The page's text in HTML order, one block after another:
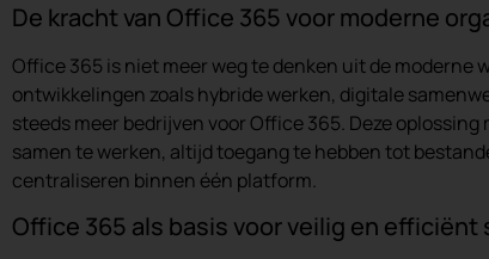
De kracht van Office 365 voor moderne
Office 365 is niet meer weg te denken uit de moderne
ontwikkelingen zoals hybride werken, digitale
steeds meer bedrijven voor Office 365. Deze
samen te werken, altijd toegang te hebben tot
centraliseren binnen één platform.
Office 365 als basis voor veilig en efficiënt